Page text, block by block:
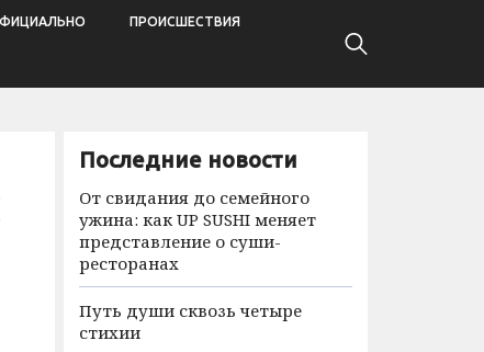
ПРОИСШЕСТВИЯ
Последние новости
От свидания до семейного
ужина: как UP SUSHI меняет
представление о суши-
ресторанах
Путь души сквозь четыре
стихии